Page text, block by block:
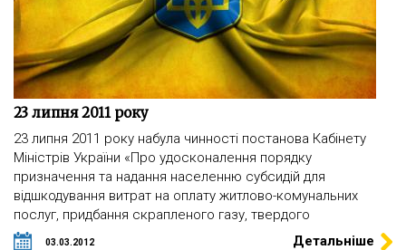
23 липня 2011 року
23 липня 2011 року набула чинності постанова Кабінету
Міністрів України «Про удосконалення порядку
призначення та надання населенню субсидій для
відшкодування витрат на оплату житлово-комунальних
послуг, придбання скрапленого газу, твердого
03.03.2012 Детальніше